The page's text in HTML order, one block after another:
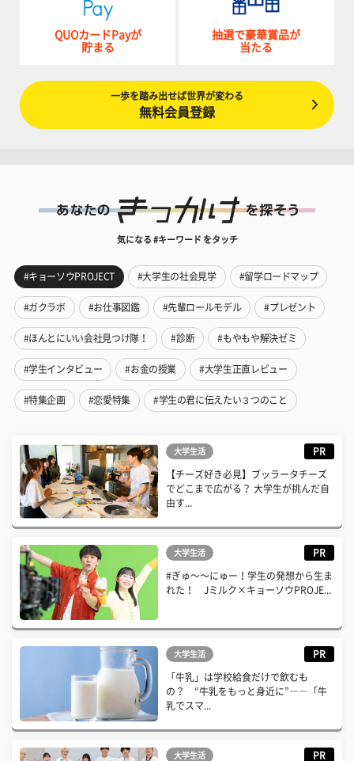
QUOカードPayが
貯まる
抽選で豪華賞品が
当たる
一歩を踏み出せば世界が変わる
無料会員登録
気になる #キーワード をタッチ
#キョーソウPROJECT #大学生の社会見学 #留学ロードマップ
#ガクラボ #お仕事図鑑 #先輩ロールモデル #プレゼント
#ほんとにいい会社見つけ隊！ #診断 #もやもや解決ゼミ
#学生インタビュー #お金の授業 #大学生正直レビュー
#特集企画 #恋愛特集 #学生の君に伝えたい３つのこと
大学生活 PR
【チーズ好き必見】ブッラータチーズ
でどこまで広がる？ 大学生が挑んだ自
由す...
大学生活 PR
#ぎゅ〜〜にゅー！学生の発想から生ま
れた！ Jミルク×キョーソウPROJE...
大学生活 PR
「牛乳」は学校給食だけで飲むも
の？ “牛乳をもっと身近に”――「牛
乳でスマ...
大学生活 PR